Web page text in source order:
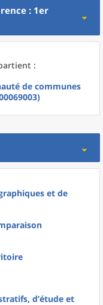
: 1er
:
de communes
et de
d’étude et